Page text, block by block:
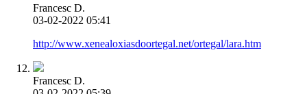
Francesc D.
03-02-2022 05:41
http://www.xenealoxiasdoortegal.net/ortegal/lara.htm
Francesc D.